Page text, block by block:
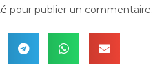
pour publier un commentaire.